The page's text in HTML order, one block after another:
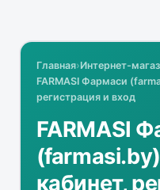
Главная›Интернет-
FARMASI Фармаси
регистрация и вход
FARMASI
кабинет,